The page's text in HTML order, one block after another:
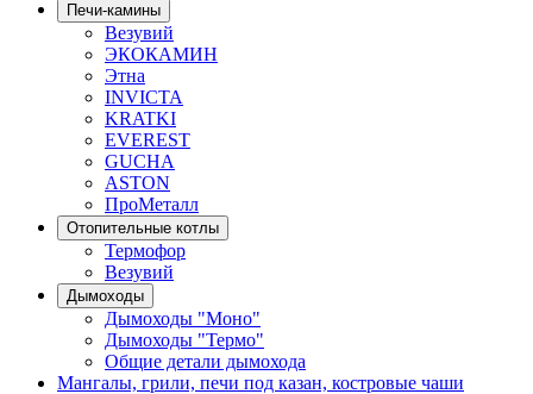
Печи-камины
Везувий
ЭКОКАМИН
Этна
INVICTA
KRATKI
EVEREST
GUCHA
ASTON
ПроМеталл
Отопительные котлы
Термофор
Везувий
Дымоходы
Дымоходы "Моно"
Дымоходы "Термо"
Общие детали дымохода
Мангалы, грили, печи под казан, костровые чаши